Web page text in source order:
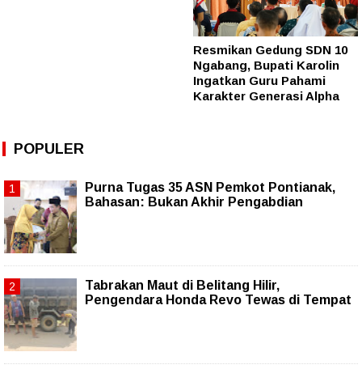
Resmikan Gedung SDN 10
Ngabang, Bupati Karolin
Ingatkan Guru Pahami
Karakter Generasi Alpha
POPULER
Purna Tugas 35 ASN Pemkot Pontianak,
Bahasan: Bukan Akhir Pengabdian
Tabrakan Maut di Belitang Hilir,
Pengendara Honda Revo Tewas di Tempat